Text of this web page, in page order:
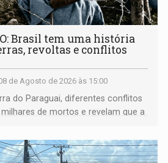
Brasil tem uma história
revoltas e conflitos
de Agosto de 2026 às 15:00
do Paraguai, diferentes conflitos
de mortos e revelam que a